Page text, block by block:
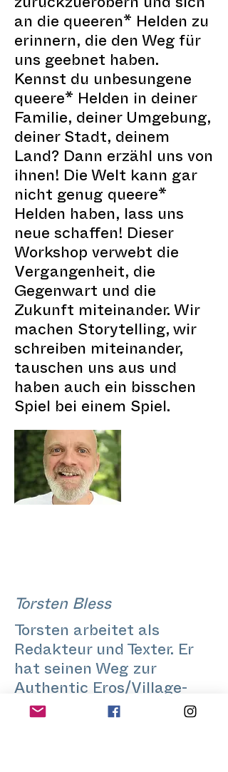
zurückzuerobern und sich
an die queeren* Helden zu
erinnern, die den Weg für
uns geebnet haben.
Kennst du unbesungene
queere* Helden in deiner
Familie, deiner Umgebung,
deiner Stadt, deinem
Land? Dann erzähl uns von
ihnen! Die Welt kann gar
nicht genug queere*
Helden haben, lass uns
neue schaffen! Dieser
Workshop verwebt die
Vergangenheit, die
Gegenwart und die
Zukunft miteinander. Wir
machen Storytelling, wir
schreiben miteinander,
tauschen uns aus und
haben auch ein bisschen
Spiel bei einem Spiel.
Torsten Bless
Torsten arbeitet als
Redakteur und Texter. Er
hat seinen Weg zur
Authentic Eros/Village-
Community beim Easter